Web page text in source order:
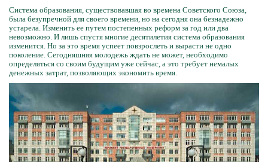
Система образования, существовавшая во времена Советского Союза,
была безупречной для своего времени, но на сегодня она безнадежно
устарела. Изменить ее путем постепенных реформ за год или два
невозможно. И лишь спустя многие десятилетия система образования
изменится. Но за это время успеет повзрослеть и вырасти не одно
поколение. Сегодняшняя молодежь ждать не может, необходимо
определяться со своим будущим уже сейчас, а это требует немалых
денежных затрат, позволяющих экономить время.